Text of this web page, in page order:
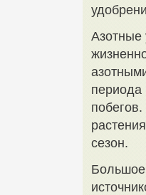
Азотные
периода
сезон.
Большое